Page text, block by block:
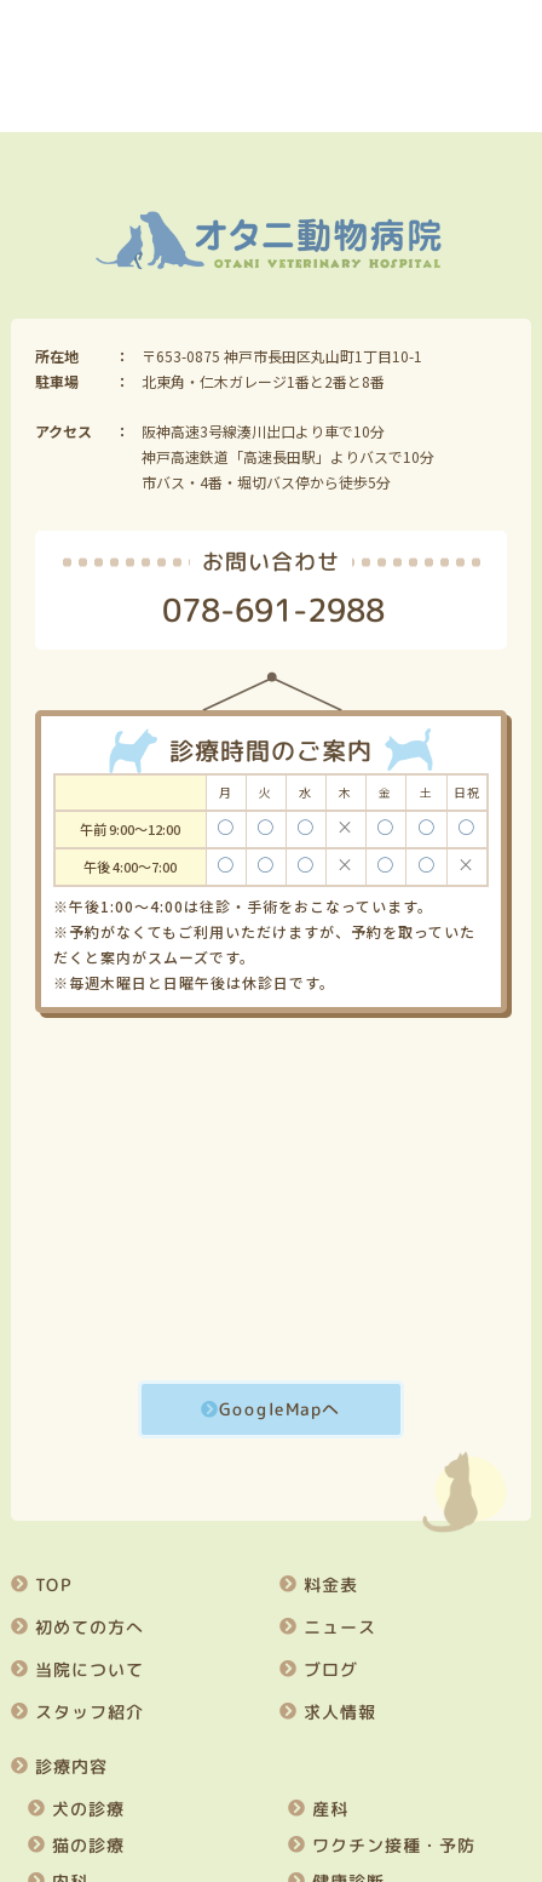
所在地
〒653-0875 神戸市長田区丸山町1丁目10-1
駐車場
北東角・仁木ガレージ1番と2番と8番
アクセス
阪神高速3号線湊川出口より車で10分
神戸高速鉄道「高速長田駅」よりバスで10分
市バス・4番・堀切バス停から徒歩5分
お問い合わせ
078-691-2988
診療時間のご案内
月 火 水 木 金 土 日祝
午前 9:00～12:00 〇 〇 〇 × 〇 〇 〇
午後 4:00～7:00 〇 〇 〇 × 〇 〇 ×
※午後1:00～4:00は往診・手術をおこなっています。
※予約がなくてもご利用いただけますが、予約を取っていた
だくと案内がスムーズです。
※毎週木曜日と日曜午後は休診日です。
GoogleMapへ
TOP
初めての方へ
当院について
スタッフ紹介
料金表
ニュース
ブログ
求人情報
診療内容
犬の診療
猫の診療
産科
ワクチン接種・予防